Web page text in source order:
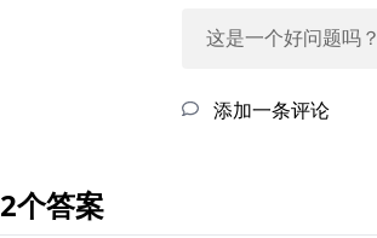
这是一个好问题吗？
添加一条评论
2个答案